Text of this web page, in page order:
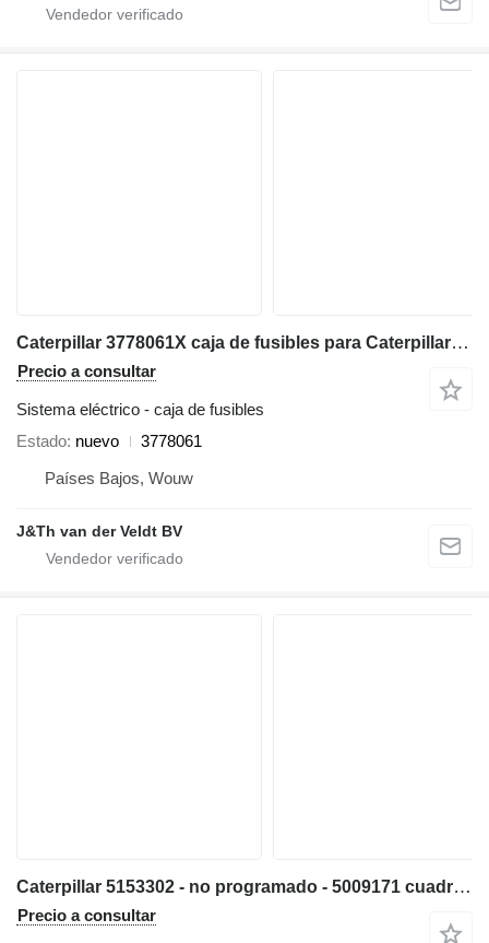
Caterpillar 3778061X caja de fusibles para Caterpillar 320E 312E 323E 324E 316E 336E 329E 349E 320F 330F 340F 390F 312F 352F 313F 323F 374F 325F 335F 316F 326F 336F 318F 329F 349F M320F M322F M323F M315F M316F M317F M318F MH3022 MH3024 MH3026 MH3295 excavadora
Precio a consultar
Sistema eléctrico - caja de fusibles
Estado nuevo
3778061
Países Bajos, Wouw
J&Th van der Veldt BV
Caterpillar 5153302 - no programado - 5009171 cuadro de instrumentos para Caterpillar 538 558 568 C7.1 3499 320E 323E 314E 324E 316E 336E 318E 329E 349E 320F 330F 311F 391F 312F 352F 313F 323F 314F 374F 315F 325F 335F 316F 326F 318F 349F 320D2 330D2 340D2 323D2 326D2 336D2 329D2 349D2 MH3295 excavadora
Precio a consultar